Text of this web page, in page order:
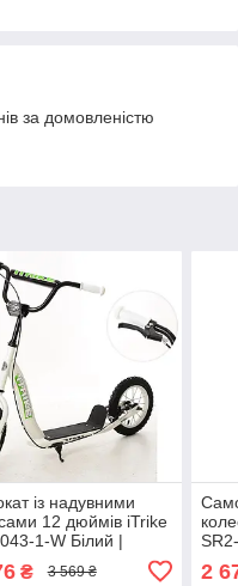
за домовленістю
із надувними
12 дюймів iTrike
1-W Білий |
₴ 3 569 ₴ 2